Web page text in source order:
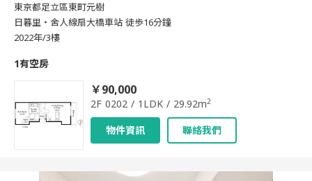
東京都足立區東町元樹
日暮里・舍人線扇大橋車站 徒歩16分鐘
2022年/3樓
1有空房
￥90,000
2F 0202 / 1LDK / 29.92m2
物件資訊 聯絡我們